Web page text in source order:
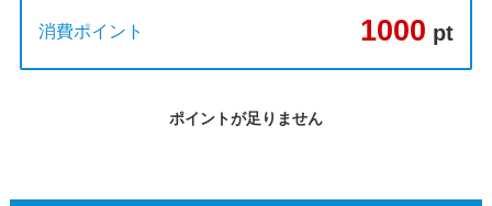
消費ポイント 1000 pt
ポイントが足りません